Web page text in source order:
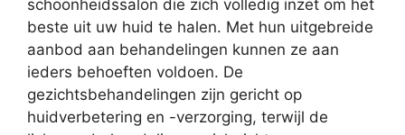
schoonheidssalon die zich volledig inzet om het
beste uit uw huid te halen. Met hun uitgebreide
aanbod aan behandelingen kunnen ze aan
ieders behoeften voldoen. De
gezichtsbehandelingen zijn gericht op
huidverbetering en -verzorging, terwijl de